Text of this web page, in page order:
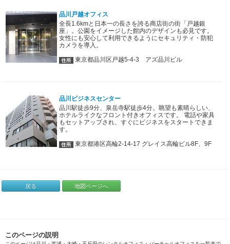
品川戸越オフィス
全長1.6kmと日本一の長さを誇る商店街の街「戸越銀
座」。公園をイメージした館内のデザインも必見です。
女性にも安心して利用できるようにセキュリティ・防犯
カメラを導入。
東京都品川区戸越5-4-3 アズ品川ビル
品川ビジネスセンター
品川駅徒歩9分、泉岳寺駅徒歩4分。眺望も素晴らしい、
ホテルライクなフロント付きオフィスです。 電話や家具
もセットアップされ、すぐにビジネスをスタートできま
す。
東京都港区高輪2-14-17 グレイス高輪ビル8F、9F
戻る 地図ページへ
このページの説明